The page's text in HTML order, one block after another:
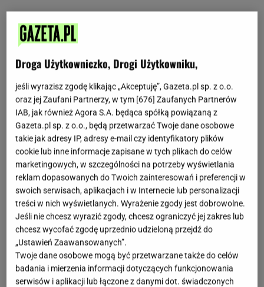
Syn Stanisława Soyki o ostatnich chwilach
ojca. "Nie było z nim nikogo"
Deportacja Ukraińców w wieku poborowym.
Horała uderza w pomysł PiS
Droga Użytkowniczko, Drogi Użytkowniku,
jeśli wyrazisz zgodę klikając „Akceptuję”, Gazeta.pl sp. z o.o.
oraz jej Zaufani Partnerzy, w tym [676] Zaufanych Partnerów
IAB, jak również Agora S.A. będąca spółką powiązaną z
Gazeta.pl sp. z o.o., będą przetwarzać Twoje dane osobowe
takie jak adresy IP, adresy e-mail czy identyfikatory plików
cookie lub inne informacje zapisane w tych plikach do celów
marketingowych, w szczególności na potrzeby wyświetlania
reklam dopasowanych do Twoich zainteresowań i preferencji w
swoich serwisach, aplikacjach i w Internecie lub personalizacji
treści w nich wyświetlanych. Wyrażenie zgody jest dobrowolne.
Jeśli nie chcesz wyrazić zgody, chcesz ograniczyć jej zakres lub
chcesz wycofać zgodę uprzednio udzieloną przejdź do
„Ustawień Zaawansowanych”.
Twoje dane osobowe mogą być przetwarzane także do celów
badania i mierzenia informacji dotyczących funkcjonowania
serwisów i aplikacji lub łączone z danymi dot. świadczonych